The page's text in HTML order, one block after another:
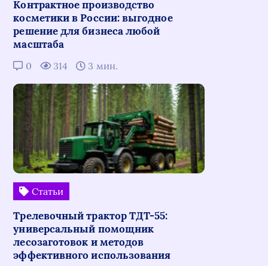
Контрактное производство
косметики в России: выгодное
решение для бизнеса любой
масштаба
0 314 3 мин.
Статьи
Трелевочный трактор ТДТ-55:
универсальный помощник
лесозаготовок и методов
эффективного использования